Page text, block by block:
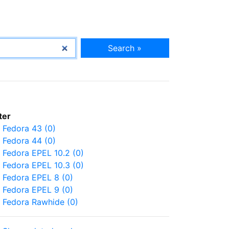
Search »
Fedora 43 (0)
Fedora 44 (0)
Fedora EPEL 10.2 (0)
Fedora EPEL 10.3 (0)
Fedora EPEL 8 (0)
Fedora EPEL 9 (0)
Fedora Rawhide (0)